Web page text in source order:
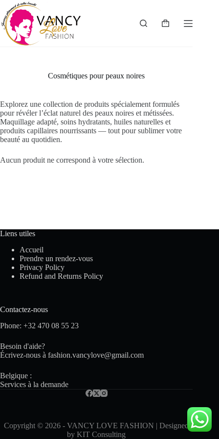
Passer
au
contenu
Panier
Cosmétiques pour peaux noires
Explorez une collection de produits spécialement formulés
pour révéler l’éclat naturel des peaux noires et métissées.
Maquillage adapté, soins hydratants, huiles naturelles et
produits capillaires nourrissants — tout pour sublimer votre
beauté au quotidien.
Aucun produit ne correspond à votre sélection.
Liens utiles
Accueil
Prendre un rendez-vous
Privacy Policy
Refund and Returns Policy
Contactez-nous
Phone: +32 470 08 55 23
Besoin d'aide?
Écrivez-nous à fashion.vancylove@gmail.com
Belgique :
Services à la demande
Copyright © 2026 - VANCY LOVE FASHION | Designed
byKIT Consulting